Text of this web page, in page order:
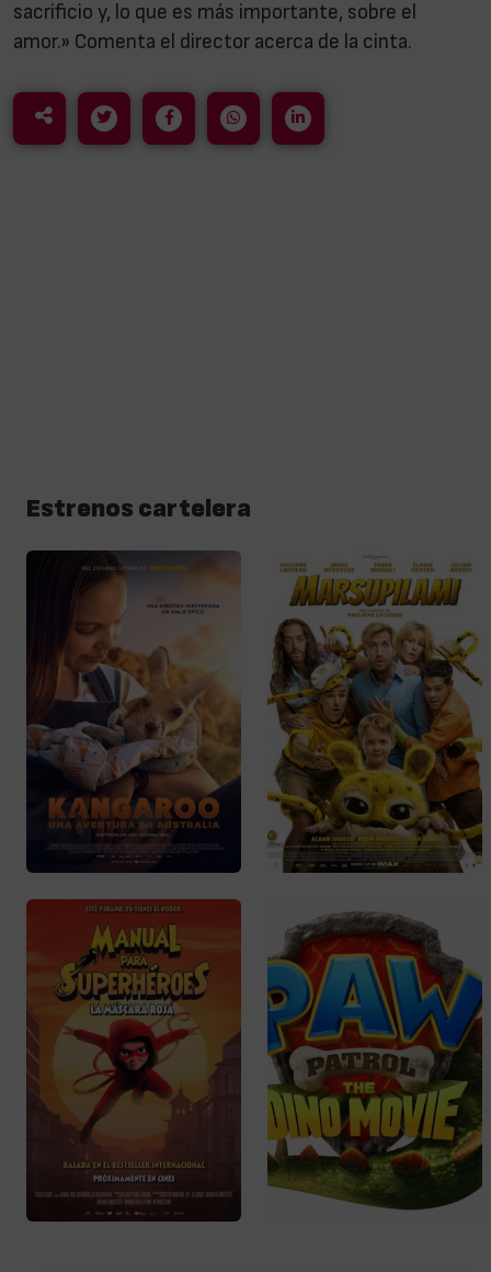
sacrificio y, lo que es más importante, sobre el
amor.» Comenta el director acerca de la cinta.
Estrenos cartelera